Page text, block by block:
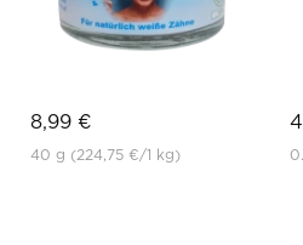
8,99 €
40 g (224,75 €/1 kg)